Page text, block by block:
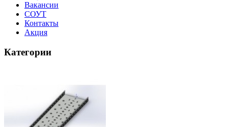
Вакансии
СОУТ
Контакты
Акция
Категории